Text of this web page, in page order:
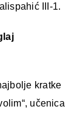
III-1.
kratke
učenica